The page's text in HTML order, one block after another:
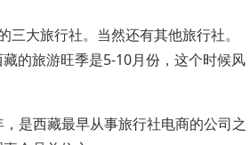
大旅行社。当然还有其他旅行社。
的旅游旺季是5-10月份，这个时候风
是西藏最早从事旅行社电商的公司之